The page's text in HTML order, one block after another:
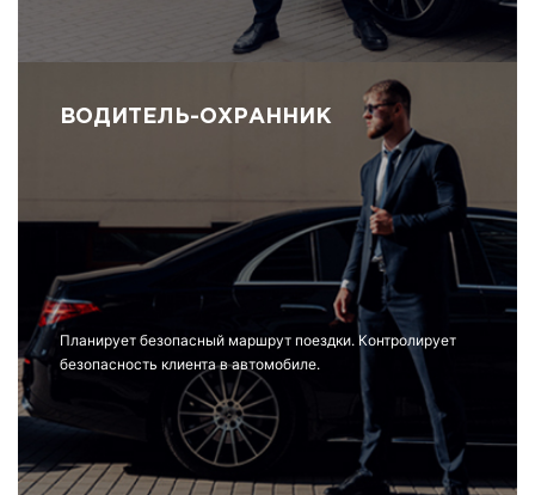
ВОДИТЕЛЬ-ОХРАННИК
Планирует безопасный маршрут поездки. Контролирует
безопасность клиента в автомобиле.